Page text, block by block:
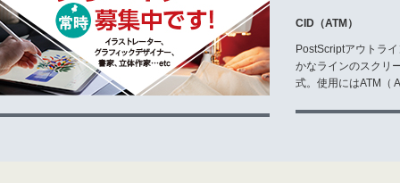
CID（ATM）
PostScriptアウトラ
かなラインのスクリ
式。使用にはATM（